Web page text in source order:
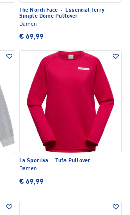
The North Face · Essential Terry
Simple Dome Pullover
Damen
€ 69,99
La Sportiva ·
Tufa Pullover
Damen
€ 69,99